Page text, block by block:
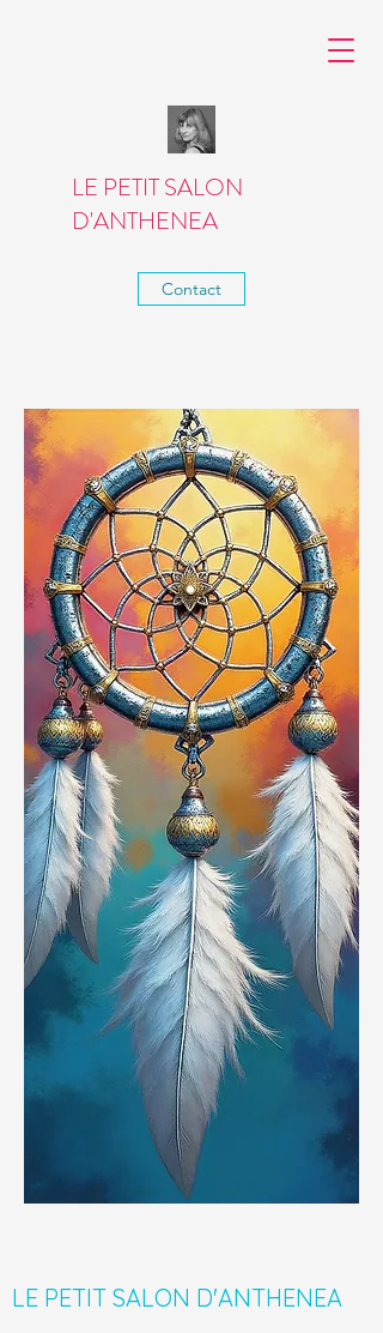
LE PETIT SALON
D'ANTHENEA
Contact
LE PETIT SALON D'ANTHENEA